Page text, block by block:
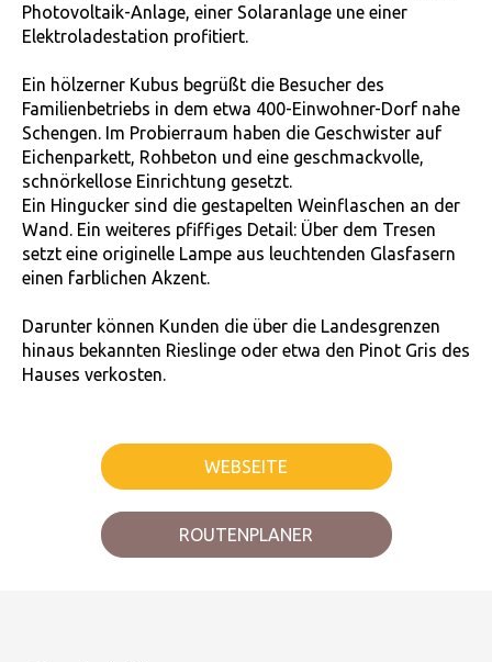
Photovoltaik-Anlage, einer Solaranlage une einer
Elektroladestation profitiert.
Ein hölzerner Kubus begrüßt die Besucher des
Familienbetriebs in dem etwa 400-Einwohner-Dorf nahe
Schengen. Im Probierraum haben die Geschwister auf
Eichenparkett, Rohbeton und eine geschmackvolle,
schnörkellose Einrichtung gesetzt.
Ein Hingucker sind die gestapelten Weinflaschen an der
Wand. Ein weiteres pfiffiges Detail: Über dem Tresen
setzt eine originelle Lampe aus leuchtenden Glasfasern
einen farblichen Akzent.
Darunter können Kunden die über die Landesgrenzen
hinaus bekannten Rieslinge oder etwa den Pinot Gris des
Hauses verkosten.
WEBSEITE
ROUTENPLANER